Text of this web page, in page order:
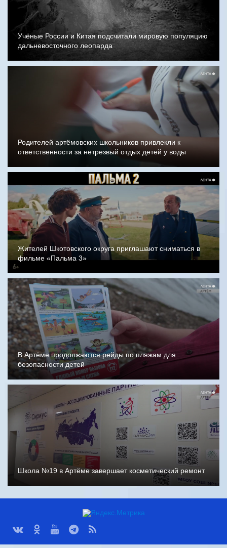
Учёные России и Китая подсчитали мировую популяцию
дальневосточного леопарда
Родителей артёмовских школьников привлекли к
ответственности за нетрезвый отдых детей у воды
Жителей Шкотовского округа приглашают сниматься в
фильме «Пальма 3»
В Артёме продолжаются рейды по пляжам для
безопасности детей
Школа №19 в Артёме завершает косметический ремонт